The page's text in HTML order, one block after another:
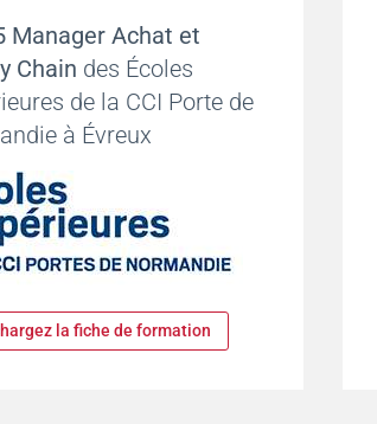
Manager Achat et
Chain des Écoles
de la CCI Porte de
à Évreux
la fiche de formation